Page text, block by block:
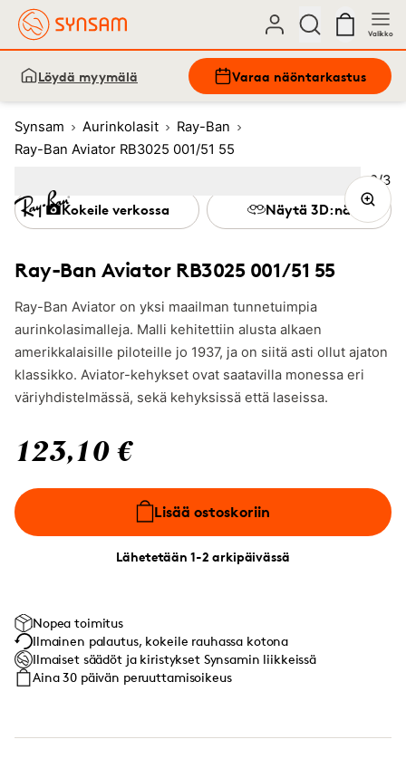
Valikko
Löydä myymälä Varaa näöntarkastus
Synsam Aurinkolasit
Ray-Ban
Ray-Ban Aviator RB3025 001/51 55
Ray-Ban Aviator RB3025 001/51 55
Ray-Ban Aviator on yksi maailman tunnetuimpia
aurinkolasimalleja. Malli kehitettiin alusta alkaen
amerikkalaisille piloteille jo 1937, ja on siitä asti ollut ajaton
klassikko. Aviator-kehykset ovat saatavilla monessa eri
väriyhdistelmässä, sekä kehyksissä että laseissa.
123,10 €
Lisää ostoskoriin
Lähetetään 1-2 arkipäivässä
Kokeile verkossa Näytä 3D:nä
Nopea toimitus
Ilmainen palautus, kokeile rauhassa kotona
Ilmaiset säädöt ja kiristykset Synsamin liikkeissä
Aina 30 päivän peruuttamisoikeus
Kuva
2/3
3